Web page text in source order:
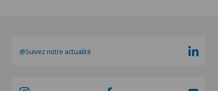
@Suivez notre actualité